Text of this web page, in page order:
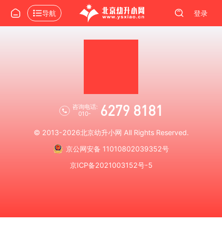
导航 登录
咨询电话:
010-
6279 8181
© 2013-2026北京幼升小网 All Rights Reserved.
京公网安备 11010802039352号
京ICP备2021003152号-5